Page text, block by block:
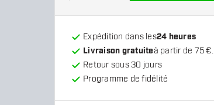
Expédition dans les24 heures
Livraison gratuiteà partir de 75 €.
Retour sous 30 jours
Programme de fidélité